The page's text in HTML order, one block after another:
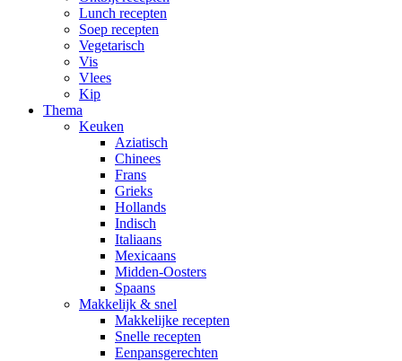
Lunch recepten
Soep recepten
Vegetarisch
Vis
Vlees
Kip
Thema
Keuken
Aziatisch
Chinees
Frans
Grieks
Hollands
Indisch
Italiaans
Mexicaans
Midden-Oosters
Spaans
Makkelijk & snel
Makkelijke recepten
Snelle recepten
Eenpansgerechten